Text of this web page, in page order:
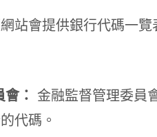
站會提供銀行代碼一
： 金融監督管理委員
代碼。